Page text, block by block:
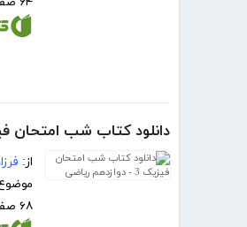
دانلود کتاب شب امتحان فیزیک 3 -
از:
۶۸ صفحه